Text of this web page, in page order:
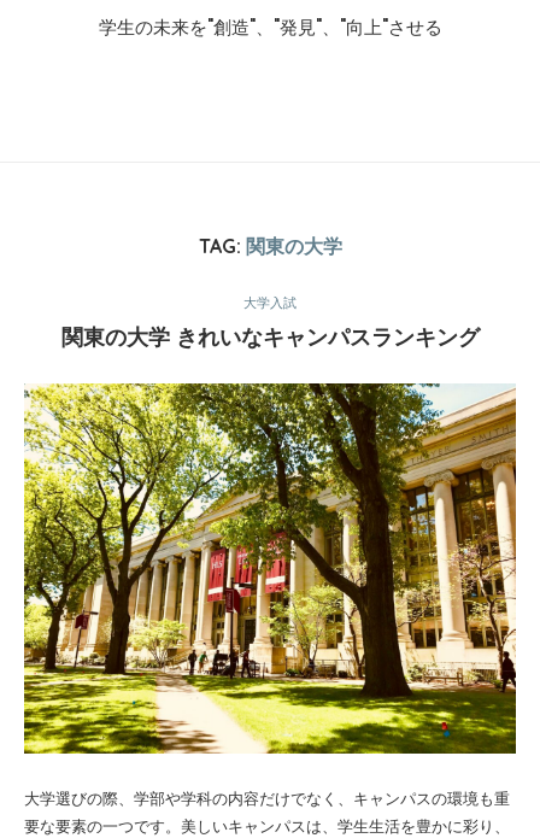
学生の未来を"創造"、"発見"、"向上"させる
TAG: 関東の大学
大学入試
関東の大学 きれいなキャンパスランキング
大学選びの際、学部や学科の内容だけでなく、キャンパスの環境も重
要な要素の一つです。美しいキャンパスは、学生生活を豊かに彩り、